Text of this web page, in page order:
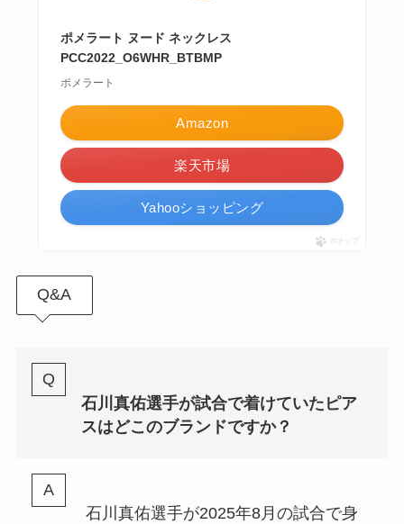
ポメラート ヌード ネックレス
PCC2022_O6WHR_BTBMP
ポメラート
Amazon
楽天市場
Yahooショッピング
ポチップ
Q&A
石川真佑選手が試合で着けていたピア
スはどこのブランドですか？
石川真佑選手が2025年8月の試合で身